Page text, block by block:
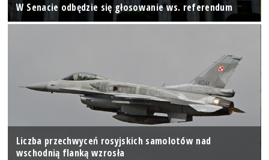
W Senacie odbędzie się głosowanie ws. referendum
Liczba przechwyceń rosyjskich samolotów nad
wschodnią flanką wzrosła